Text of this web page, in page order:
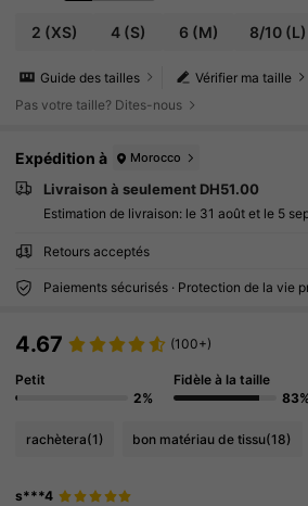
2 (XS) 4(S) 6 (M) 8/10 (L)
Vérifier ma taille
Guide des tailles
Pas votre taille? Dites-nous
Expédition à Morocco
Livraison à seulement DH51.00
Estimation de livraison: le 31 août et le 5
Retours acceptés
Paiements sécurisés · Protection de la vie
4.67 (100+)
Petit
2%
Fidèle à la taille
rachètera(1) bon matériau de tissu(18)
s***4